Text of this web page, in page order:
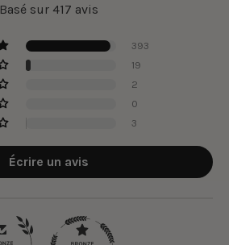
Basé sur 417 avis
393
19
2
0
3
Écrire un avis